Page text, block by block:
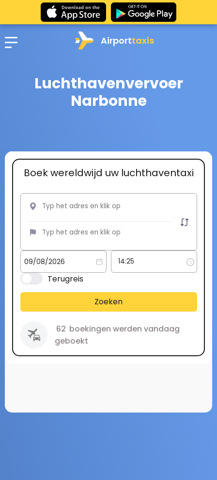
Airporttaxis
Luchthavenvervoer
Narbonne
Boek wereldwijd uw luchthaventaxi
Terugreis
Zoeken
62 boekingen werden vandaag
geboekt